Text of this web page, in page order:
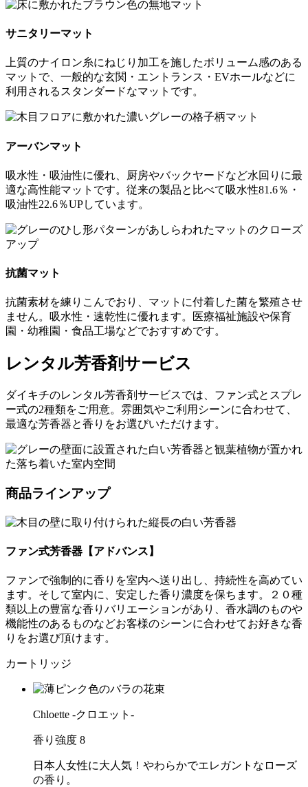
サニタリーマット
上質のナイロン糸にねじり加工を施したボリューム感のある
マットで、一般的な玄関・エントランス・EVホールなどに
利用されるスタンダードなマットです。
アーバンマット
吸水性・吸油性に優れ、厨房やバックヤードなど水回りに最
適な高性能マットです。従来の製品と比べて吸水性81.6％・
吸油性22.6％UPしています。
抗菌マット
抗菌素材を練りこんでおり、マットに付着した菌を繁殖させ
ません。吸水性・速乾性に優れます。医療福祉施設や保育
園・幼稚園・食品工場などでおすすめです。
レンタル芳香剤サービス
ダイキチのレンタル芳香剤サービスでは、ファン式とスプレ
ー式の2種類をご用意。雰囲気やご利用シーンに合わせて、
最適な芳香器と香りをお選びいただけます。
商品ラインアップ
ファン式芳香器【アドバンス】
ファンで強制的に香りを室内へ送り出し、持続性を高めてい
ます。そして室内に、安定した香り濃度を保ちます。２０種
類以上の豊富な香りバリエーションがあり、香水調のものや
機能性のあるものなどお客様のシーンに合わせてお好きな香
りをお選び頂けます。
カートリッジ
Chloette -クロエット-
香り強度 8
日本人女性に大人気！やわらかでエレガントなローズ
の香り。